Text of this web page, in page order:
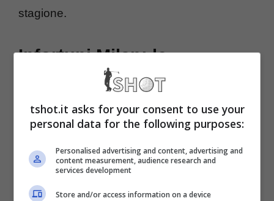
stagione.
Infortuni Milan: le
condizioni dei giocatori
Novità importanti che riguardano ilMilan che
stagione con gli infortuni che si sono
accumulati e ora anche un altro giocatore
tshot.it asks for your consent to use your
personal data for the following purposes:
Personalised advertising and content, advertising and
content measurement, audience research and
services development
Store and/or access information on a device